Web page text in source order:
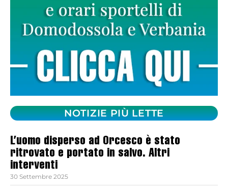
NOTIZIE PIÙ LETTE
L’uomo disperso ad Orcesco è stato
ritrovato e portato in salvo. Altri
interventi
30 Settembre 2025